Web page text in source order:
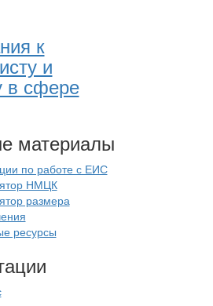
к
и
в сфере
материалы
по работе с ЕИС
НМЦК
размера
ресурсы